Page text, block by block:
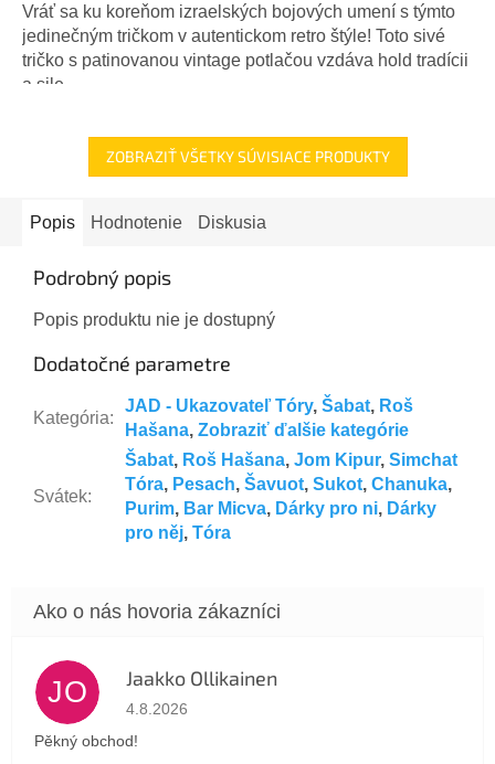
Vráť sa ku koreňom izraelských bojových umení s týmto
jedinečným tričkom v autentickom retro štýle! Toto sivé
tričko s patinovanou vintage potlačou vzdáva hold tradícii
a sile...
ZOBRAZIŤ VŠETKY SÚVISIACE PRODUKTY
Popis Hodnotenie Diskusia
Podrobný popis
Popis produktu nie je dostupný
Dodatočné parametre
Kategória:
JAD - Ukazovateľ Tóry, Šabat, Roš
Hašana, Zobraziť ďalšie kategórie
Svátek:
Šabat, Roš Hašana, Jom Kipur, Simchat
Tóra, Pesach, Šavuot, Sukot, Chanuka,
Purim, Bar Micva, Dárky pro ni, Dárky
pro něj, Tóra
JO Jaakko Ollikainen
Hodnotenie obchodu je 5 z 5 hviezdičiek.
4.8.2026
Pěkný obchod!